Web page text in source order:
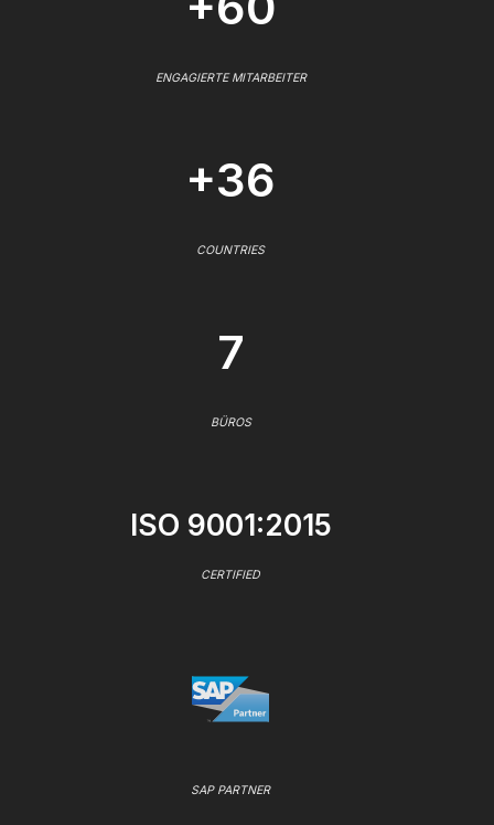
ENGAGIERTE MITARBEITER
+36
COUNTRIES
7
BÜROS
ISO 9001:2015
CERTIFIED
SAP PARTNER